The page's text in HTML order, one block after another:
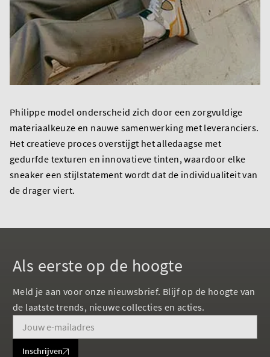
Philippe model onderscheid zich door een zorgvuldige
materiaalkeuze en nauwe samenwerking met leveranciers.
Het creatieve proces overstijgt het alledaagse met
gedurfde texturen en innovatieve tinten, waardoor elke
sneaker een stijlstatement wordt dat de individualiteit van
de drager viert.
Als eerste op de hoogte
Meld je aan voor onze nieuwsbrief. Blijf op de hoogte van
de laatste trends, nieuwe collecties en acties.
Inschrijven